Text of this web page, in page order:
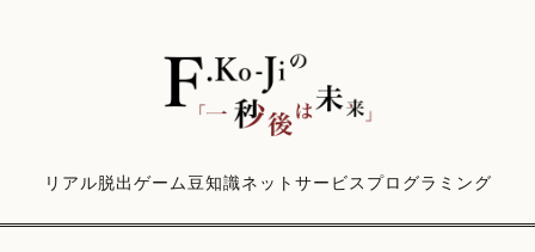
リアル脱出ゲーム豆知識ネットサービス プログラミング